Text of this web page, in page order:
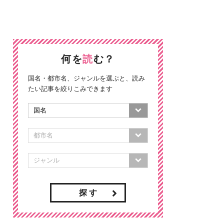
何を読む？
国名・都市名、ジャンルを選ぶと、読み
たい記事を絞りこみできます
探 す